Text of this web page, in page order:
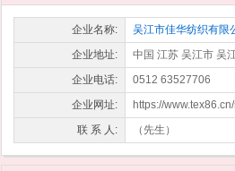
企业名称:
吴江市佳华纺织有限
企业地址:
中国 江苏 吴江市 吴
企业电话:
0512 63527706
企业网址:
https://
联 系 人:
（先生）